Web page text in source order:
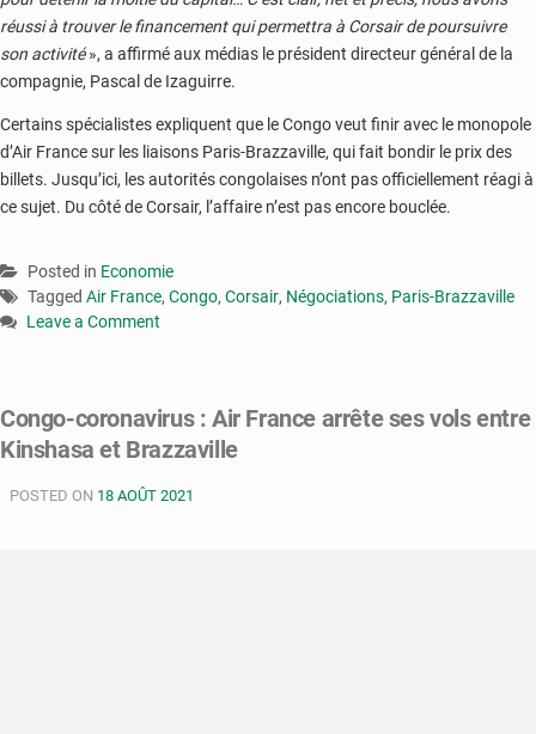
réussi à trouver le financement qui permettra à Corsair de poursuivre
son activité», a affirmé aux médias le président directeur général de la
compagnie, Pascal de Izaguirre.
Certains spécialistes expliquent que le Congo veut finir avec le monopole
d’Air France sur les liaisons Paris-Brazzaville, qui fait bondir le prix des
billets. Jusqu’ici, les autorités congolaises n’ont pas officiellement réagi à
ce sujet. Du côté de Corsair, l’affaire n’est pas encore bouclée.
Posted in Economie
Tagged Air France, Congo, Corsair, Négociations, Paris-Brazzaville
Leave a Comment
le
Congo
investir
Congo-coronavirus : Air France arrête ses vols entre
Kinshasa et Brazzaville
POSTED ON 18 AOÛT 2021